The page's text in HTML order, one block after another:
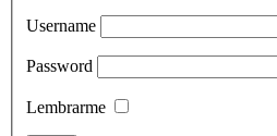
Username
Password
Lembrarme